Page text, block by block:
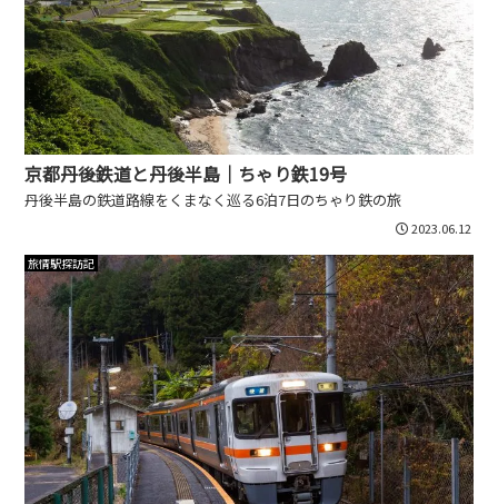
京都丹後鉄道と丹後半島｜ちゃり鉄19号
丹後半島の鉄道路線をくまなく巡る6泊7日のちゃり鉄の旅
2023.06.12
旅情駅探訪記